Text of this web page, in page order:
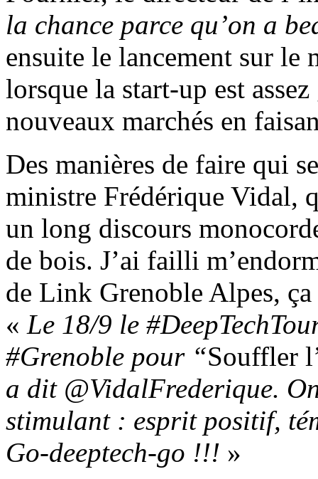
la chance parce qu’on a
ensuite le lancement sur le
lorsque la start-up est
nouveaux marchés en
Des manières de faire qui
ministre Frédérique Vidal,
un long discours
de bois. J’ai failli
de Link Grenoble Alpes,
« Le 18/9 le
#Grenoble pour “Souffler
a dit @VidalFrederique.
stimulant : esprit positif,
Go‑deeptech-go !!! »